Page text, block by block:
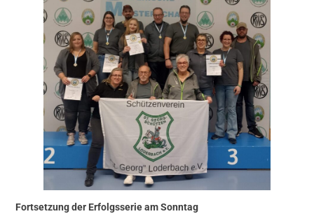
Fortsetzung der Erfolgsserie am Sonntag